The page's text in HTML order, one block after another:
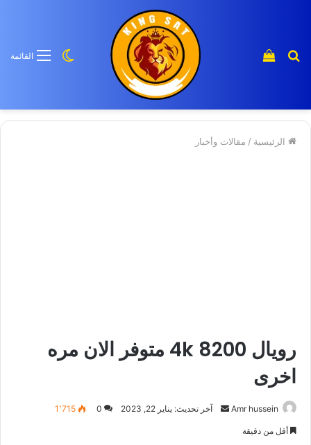
القائمة الوضع
بحث
الرئيسية / مقالات وأخبار
رويال 8200 4k متوفر الان مره
اخرى
Amr hussein
أرسلآخر تحديث: يناير 22, 2023 0 1٬715
أقل من دقيقة